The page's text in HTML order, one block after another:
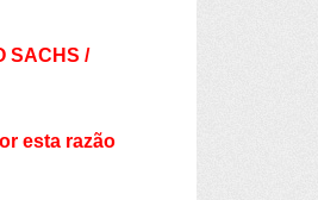
SACHS /
esta razão